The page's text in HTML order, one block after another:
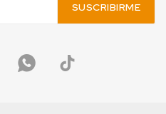
SUSCRIBIRME
 